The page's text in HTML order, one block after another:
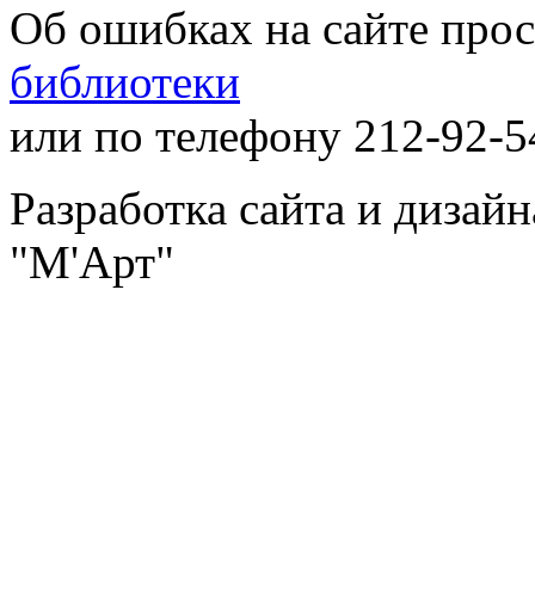
Об ошибках на сайте
библиотеки
или по телефону 212-92-
Разработка сайта и
"М'Арт"